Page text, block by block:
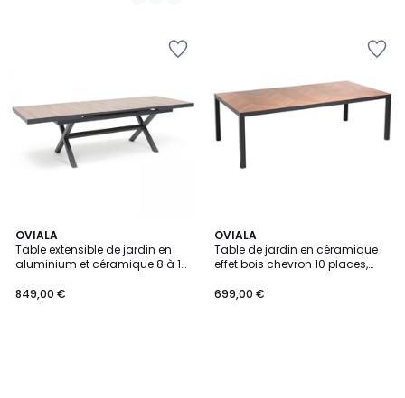
OVIALA
Table extensible de jardin en
aluminium et céramique 8 à 12
849,00 €
OVIALA
Table de jardin en céramique
effet bois chevron 10 places,
699,00 €